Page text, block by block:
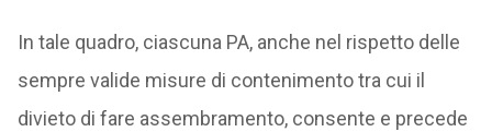
In tale quadro, ciascuna PA, anche nel rispetto delle
sempre valide misure di contenimento tra cui il
divieto di fare assembramento, consente e precede